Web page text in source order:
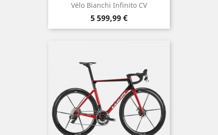
Vélo Bianchi Infinito CV
Prix
5 599,99 €